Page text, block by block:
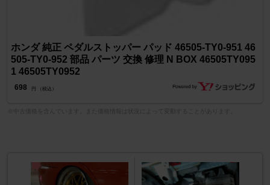
ホンダ 純正 ペダルストッパー パッド 46505-TY0-951 46
505-TY0-952 部品 パーツ 交換 修理 N BOX 46505TY095
1 46505TY0952
698 円 （税込）